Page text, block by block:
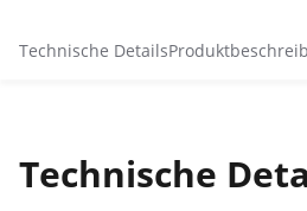
Technische Details
Technische